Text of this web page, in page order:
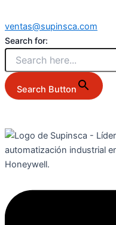
ventas@supinsca.com
Search for:
Search Button